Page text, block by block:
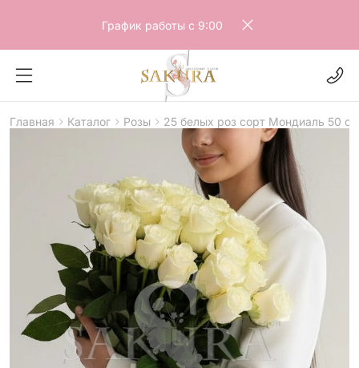
График работы с 9:00
Главная Каталог Розы 25 белых роз сорт Мондиаль 50